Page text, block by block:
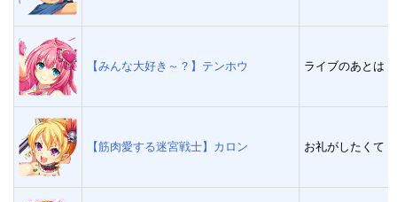
【みんな大好き～？】テンホウ ライブのあとは
【筋肉愛する迷宮戦士】カロン お礼がしたくて